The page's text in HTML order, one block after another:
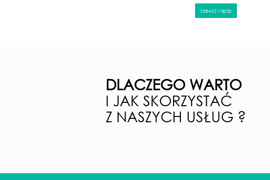
ZOBACZ WIĘCEJ
DLACZEGO WARTO
I JAK SKORZYSTAĆ
Z NASZYCH USŁUG ?